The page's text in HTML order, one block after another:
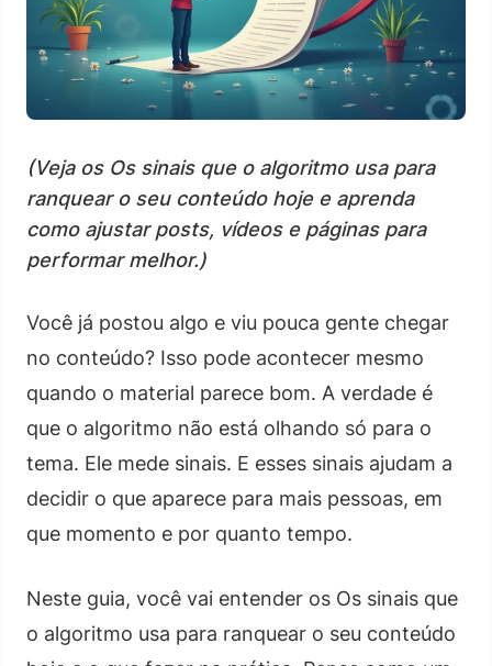
(Veja os Os sinais que o algoritmo usa para
ranquear o seu conteúdo hoje e aprenda
como ajustar posts, vídeos e páginas para
performar melhor.)
Você já postou algo e viu pouca gente chegar
no conteúdo? Isso pode acontecer mesmo
quando o material parece bom. A verdade é
que o algoritmo não está olhando só para o
tema. Ele mede sinais. E esses sinais ajudam a
decidir o que aparece para mais pessoas, em
que momento e por quanto tempo.
Neste guia, você vai entender os Os sinais que
o algoritmo usa para ranquear o seu conteúdo